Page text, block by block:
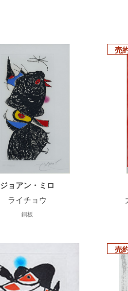
ジョアン・ミロ
ライチョウ
銅板
売
売